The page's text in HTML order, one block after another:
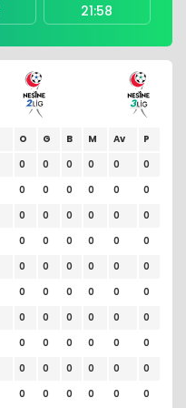
21:58
O G B M Av
P
0 0 0 0 0
0
0 0 0 0 0
0
0 0 0 0 0
0
0 0 0 0 0
0
0 0 0 0 0
0
0 0 0 0 0
0
0 0 0 0 0
0
0 0 0 0 0
0
0 0 0 0 0
0
0 0 0 0 0
0